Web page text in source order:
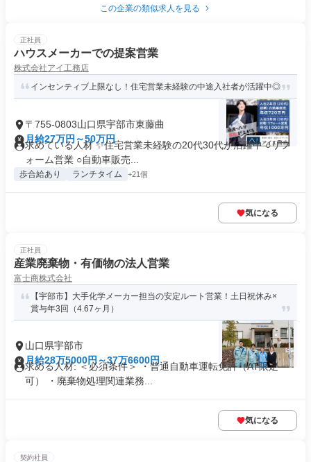
この企業の類似求人を見る
正社員
ハウスメーカーでの提案営業
株式会社アイ工務店
インセンティブ上限なし！住宅営業未経験の中途入社者が活躍中◎
〒755-0803山口県宇部市東藤曲
月給27万円～50万円
求めている人材 ✨住宅営業未経験の20代30代が活躍中 ○リフ
ォーム営業 ○自動車販売...
歩合給あり ランチタイム +21個
気になる
正社員
産業廃棄物・有価物の法人営業
富士商株式会社
【宇部市】大手化学メーカー担当の安定ルート営業！土日祝休み×
賞与年3回（4.67ヶ月）
山口県宇部市
月給28万5000円～37万6600円
求める人材: ＜必須条件＞ ・普通自動車運転免許（AT限定
可） ・廃棄物処理関連業務...
気になる
契約社員